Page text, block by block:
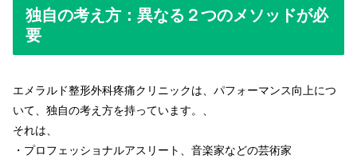
独自の考え方：異なる２つのメソッドが必
要
エメラルド整形外科疼痛クリニックは、パフォーマンス向上につ
いて、独自の考え方を持っています。、
それは、
・プロフェッショナルアスリート、音楽家などの芸術家